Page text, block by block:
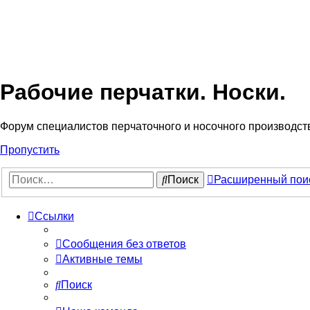
Рабочие перчатки. Носки.
Форум специалистов перчаточного и носочного
Пропустить
Поиск Расширенный
Ссылки
Сообщения без ответов
Активные темы
Поиск